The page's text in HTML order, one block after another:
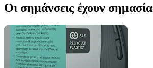
Οι σημάνσεις έχουν σημασία